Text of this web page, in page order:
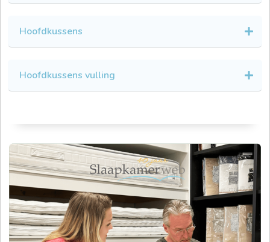
Hoofdkussens
Hoofdkussens vulling